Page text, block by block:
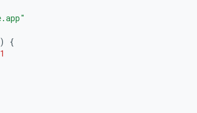
)
{
1